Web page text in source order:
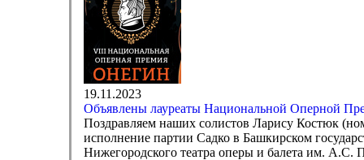
19.11.2023
Объявлены лауреаты Национальной Оперной
Поздравляем наших солистов Ларису Костюк
исполнение партии Садко в Башкирском
Нижегородского театра оперы и балета им.